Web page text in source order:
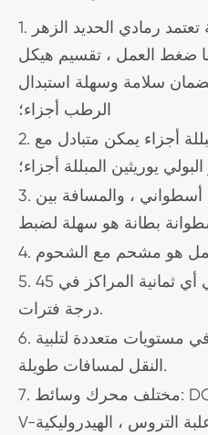
1. إطار لوحة وبطانات: قذيفة تعتمد رمادي الحديد الزهر
ضغط العمل ، تقسيم هيكل
سلامة وسهلة استبدال
الرطب أجزاء؛
2. مقاومة للتآكل المطاط المبللة أجزاء يمكن متبادل مع
يوريثين المبللة أجزاء؛
3. تحمل الجمعية تتبنى هيكل أسطواني ، والمسافة بين
5. التفريغ فرع يمكن تقع في أي ثمانية المراكز في 45
درجة فترات.
6. ويمكن تثبيته في سلسلة في مستويات متعددة لتلبية
النقل لمسافات طويلة.
7. مختلف محرك وسائط: DC محرك (اتصال مباشر) ،
V-حزام و بكرة محرك ، علبة التروس ، الهيدروليكية